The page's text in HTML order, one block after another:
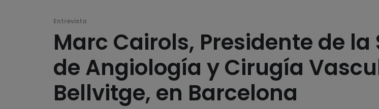
Entrevista
Marc Cairols, Presidente de la
de Angiología y Cirugía
Bellvitge, en Barcelona